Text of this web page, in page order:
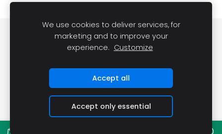
Noteikumi
Kontakti
Sveču lietošanas noteikumi
Sīkdatnes
We use cookies to deliver services, for
marketing and to improve your
experience. Customize
Accept all
Accept only essential